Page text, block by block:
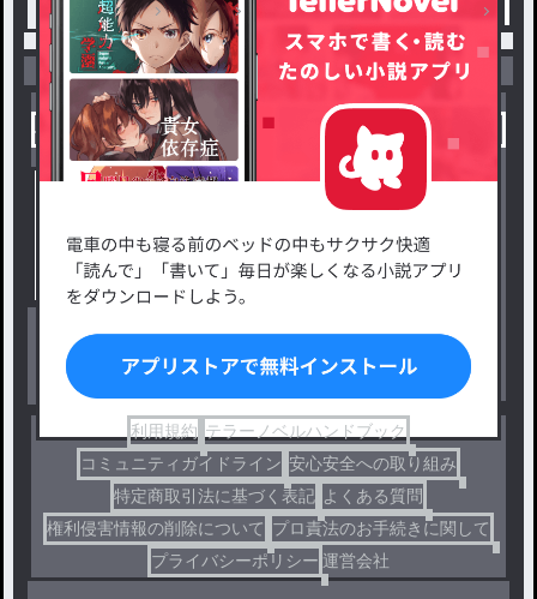
トップ 純愛 ただ、それだけの関係……
小説を探す
新着小説一覧
小説コンテスト応募・公募
出版・メディアミックス作品
ジャンルから探す
恋愛・ロマンス
ファンタジー・異世界・SF
ホラー・ミステリー
コメディ
利用規約 テラーノベルハンドブック
コミュニティガイドライン 安心安全への取り組み
特定商取引法に基づく表記 よくある質問
権利侵害情報の削除について プロ責法のお手続きに関して
プライバシーポリシー 運営会社